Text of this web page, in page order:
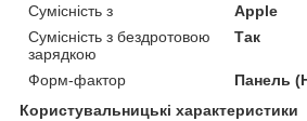
Сумісність з
Apple
Сумісність з бездротовою
зарядкою
Так
Форм-фактор
Панель
Користувальницькі характеристики